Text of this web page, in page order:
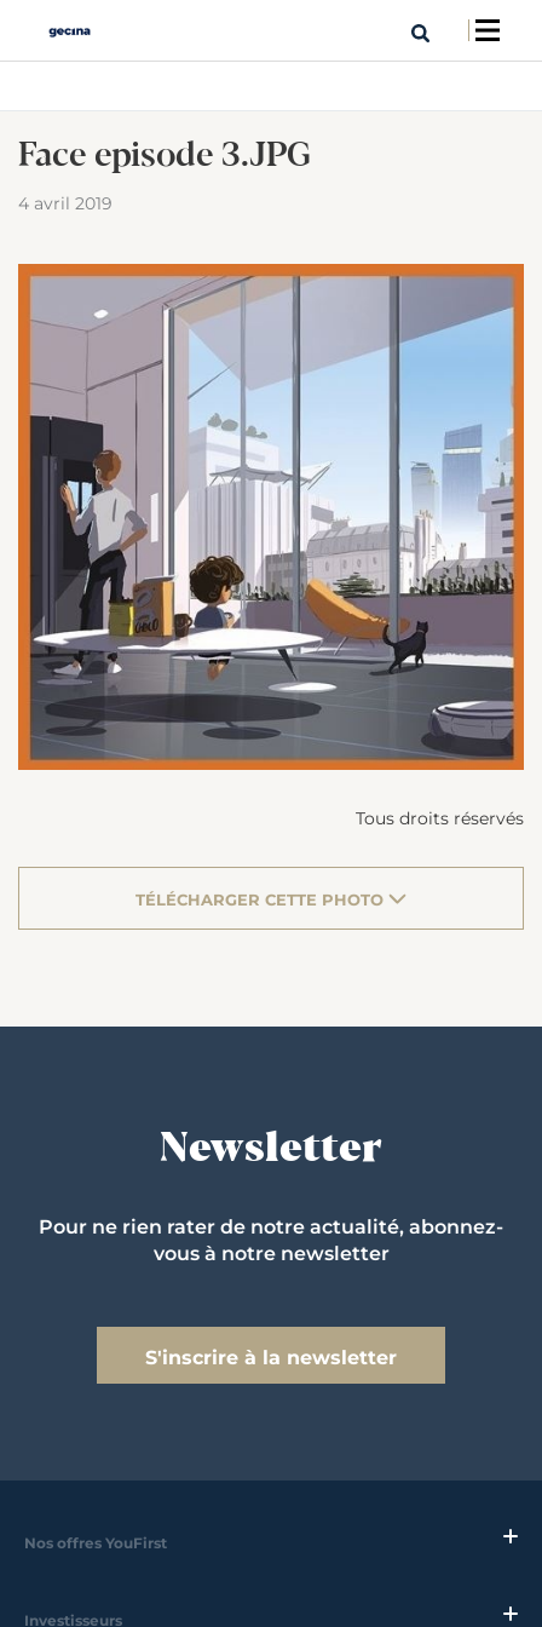
Face episode 3.JPG
4 avril 2019
Tous droits réservés
TÉLÉCHARGER CETTE PHOTO
Newsletter
Pour ne rien rater de notre actualité, abonnez-
vous à notre newsletter
S'inscrire à la newsletter
Nos offres YouFirst
Investisseurs